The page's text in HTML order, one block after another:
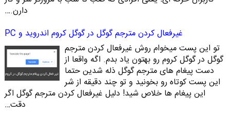
دارن.…
غیرفعال کردن مترجم گوگل در گوگل کروم اندروید و PC
تو این پست میخوام روش غیرفعال کردن مترجم
گوگل در گوگل کروم رو بهتون یاد بدم. اگه واقعا از
دست پیغام های مترجم گوگل ذله شدین حتما
این پست کوتاه رو بخونید و تو چند دقیقه از شر
این پیغام ها خلاص شید! دلیل غیرفعال کردن مترجم گوگل اگر
دقت…